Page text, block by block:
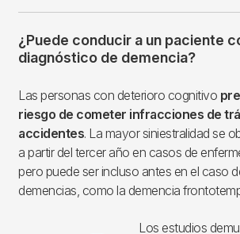
¿Puede conducir a un paciente
diagnóstico de demencia?
Las personas con deterioro cognitivo
riesgo de cometer infracciones de
accidentes. La mayor siniestralidad se
a partir del tercer año en casos de
pero puede ser incluso antes en el caso
demencias, como la demencia
Los estudios